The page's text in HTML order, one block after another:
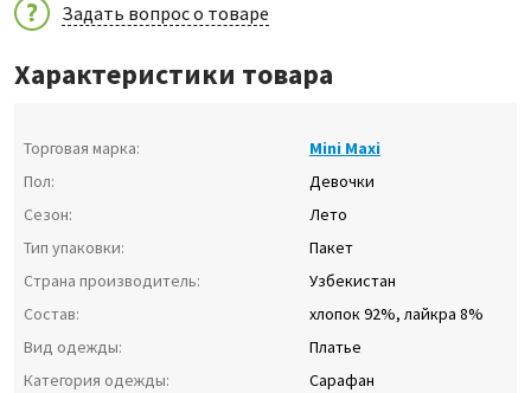
Задать вопрос о товаре
Характеристики товара
Торговая марка:
Mini Maxi
Пол:
Девочки
Сезон:
Лето
Тип упаковки:
Пакет
Страна производитель:
Узбекистан
Состав:
хлопок 92%, лайкра 8%
Вид одежды:
Платье
Категория одежды:
Сарафан